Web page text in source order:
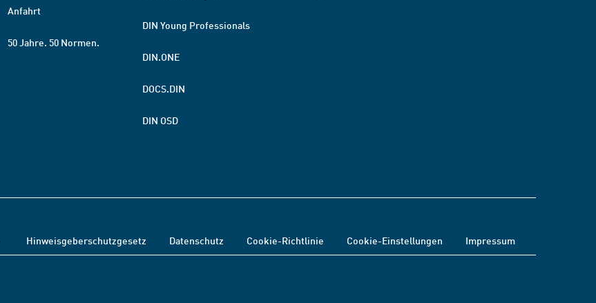
Anfahrt
50 Jahre. 50 Normen.
DIN Young Professionals
DIN.ONE
DOCS.DIN
DIN OSD
Hinweisgeberschutzgesetz Datenschutz Cookie-Richtlinie Cookie-Einstellungen Impressum